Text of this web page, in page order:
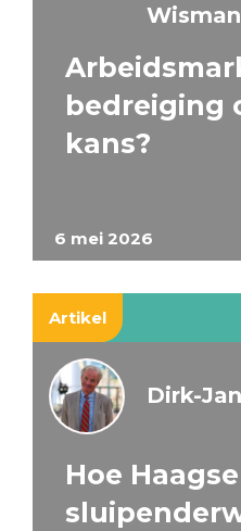
6 mei 2026
bedreiging
kans?
Artikel
Dirk-
Hoe